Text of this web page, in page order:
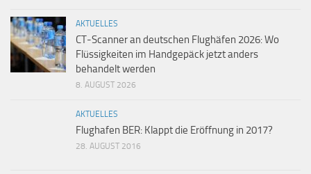
AKTUELLES
CT-Scanner an deutschen Flughäfen 2026: Wo
Flüssigkeiten im Handgepäck jetzt anders
behandelt werden
8. AUGUST 2026
AKTUELLES
Flughafen BER: Klappt die Eröffnung in 2017?
28. AUGUST 2016